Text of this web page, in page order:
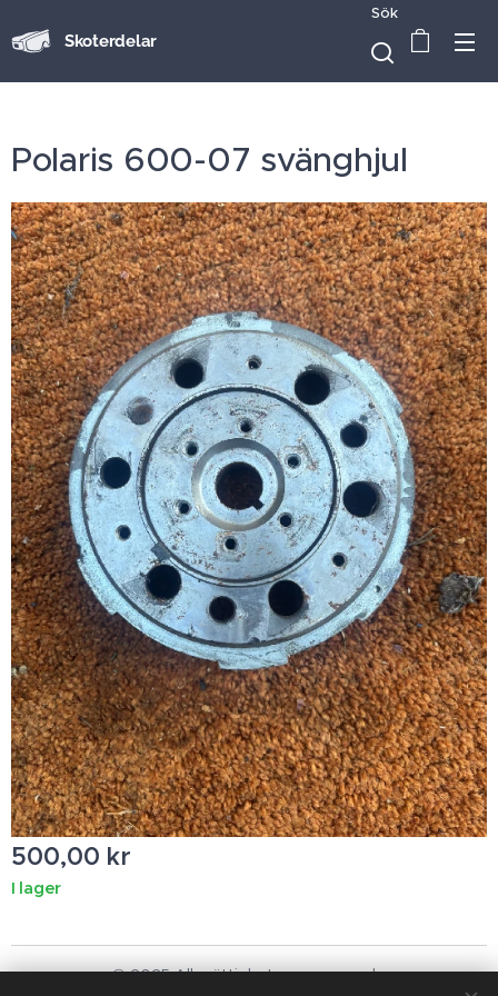
Skoterdelar
Sök
Polaris 600-07 svänghjul
500,00 kr
I lager
© 2025 Alla rättigheter reserverade